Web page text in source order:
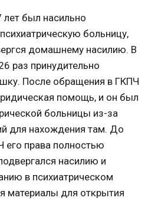
был насильно
больницу,
домашнему насилию. В
раз принудительно
После обращения в ГКПЧ
помощь, и он был
больницы из-за
для нахождения там. До
его права полностью
насилию и
в психиатрическом
материалы для открытия